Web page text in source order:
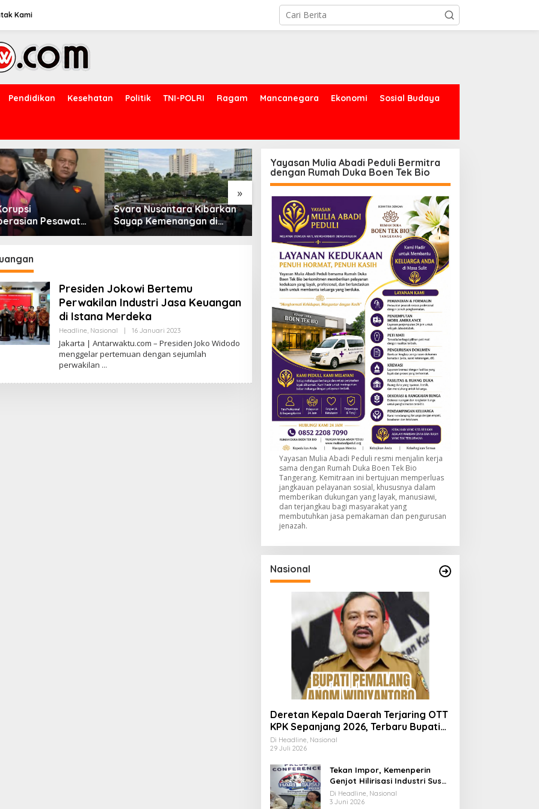
Kami
Pendidikan Kesehatan Politik TNI-POLRI Ragam Mancanegara Ekonomi Sosial Budaya
»
Kibarkan
di
Internasional
BPBD Tangsel Salurkan
Hingga 28.000 Liter Air
Bersih Per hari untuk
JMS di UPTD SMPN 1
Tangsel, Jaksa Tekankan
Bahaya Bullying hingga
Narkotika
Komisaris Independen
Pertamina Patra Niaga
Terpikat Produk UMKM
Mitra Binaan dengan
Sentuhan Kemanusiaan dan
Keberlanjutan
Presiden Jokowi Bertemu
Perwakilan Industri Jasa Keuangan
di Istana Merdeka
Headline, Nasional 16 Januari 2023Oleh
Jakarta | Antarwaktu.com – Presiden Joko Widodo
menggelar pertemuan dengan sejumlah
perwakilan
Yayasan Mulia Abadi Peduli Bermitra
dengan Rumah Duka Boen Tek Bio
Yayasan Mulia Abadi Peduli resmi menjalin kerja
sama dengan Rumah Duka Boen Tek Bio
Tangerang. Kemitraan ini bertujuan memperluas
jangkauan pelayanan sosial, khususnya dalam
memberikan dukungan yang layak, manusiawi,
dan terjangkau bagi masyarakat yang
membutuhkan jasa pemakaman dan pengurusan
jenazah.
Nasional
Deretan Kepala Daerah Terjaring OTT
KPK Sepanjang 2026, Terbaru Bupati
Pemalang Anom Widiyantoro
Di Headline, Nasional
29 Juli 2026
Tekan Impor, Kemenperin
Genjot Hilirisasi Industri Susu
Lewat Momen Hari Susu
Nusantara 2026
Di Headline, Nasional
3 Juni 2026